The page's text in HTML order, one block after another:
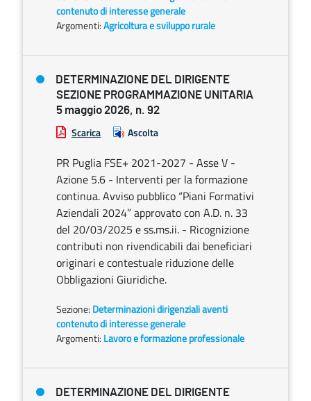
contenuto di interesse generale
Argomenti:Agricoltura e sviluppo rurale
DETERMINAZIONE DEL DIRIGENTE
SEZIONE PROGRAMMAZIONE UNITARIA
5 maggio 2026, n. 92
Scarica Ascolta
PR Puglia FSE+ 2021-2027 - Asse V -
Azione 5.6 - Interventi per la formazione
continua. Avviso pubblico “Piani Formativi
Aziendali 2024” approvato con A.D. n. 33
del 20/03/2025 e ss.ms.ii. - Ricognizione
contributi non rivendicabili dai beneficiari
originari e contestuale riduzione delle
Obbligazioni Giuridiche.
Sezione: Determinazioni dirigenziali aventi
contenuto di interesse generale
Argomenti: Lavoro e formazione professionale
DETERMINAZIONE DEL DIRIGENTE